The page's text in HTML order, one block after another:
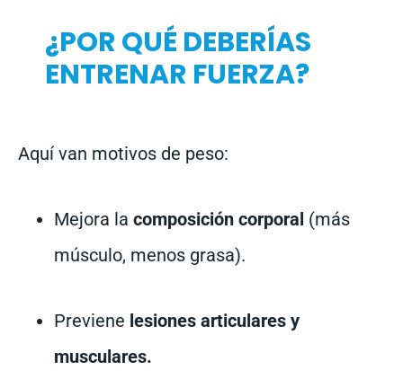
¿POR QUÉ DEBERÍAS
ENTRENAR FUERZA?
Aquí van motivos de peso:
Mejora la composición corporal (más
músculo, menos grasa).
Previene lesiones articulares y
musculares.